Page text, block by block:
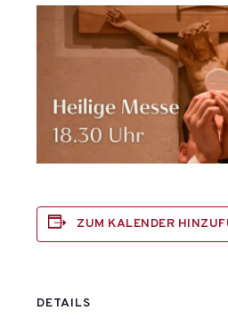
ZUM KALENDER
DETAILS